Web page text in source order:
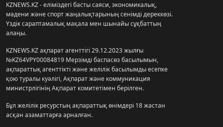
KZNEWS.KZ - еліміздегі басты саяси, экономикалық,
мәдени және спорт жаңалықтарының сенімді дереккөзі.
Үздік сараптамалық мақала мен шынайы сұқбаттың
алаңы.
KZNEWS.KZ ақпарат агенттігі 29.12.2023 жылғы
№KZ64VPY00084819 Мерзімді баспасөз басылымын,
ақпараттық агенттікті және желілік басылымды есепке
қою туралы куәлігі, Ақпарат және коммуникация
министрлігінің Ақпарат комитетімен берілген.
Бұл желілік ресурстың ақпараттық өнімдері 18 жастан
асқан азаматтарға арналған.